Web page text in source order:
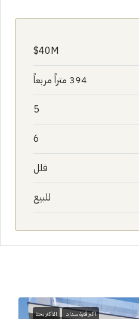
40M$
394 متراً مربعاً
5
6
فلل
للبيع
اكبر فترة سداد الاكثر بحثا